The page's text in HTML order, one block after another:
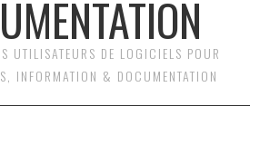
UTILISATEURS DE LOGICIELS POUR
INFORMATION & DOCUMENTATION